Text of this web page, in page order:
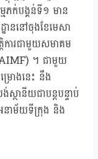
ភក់បង្គន់ទី១ មាន
ាននៅចុងខែមេសា
ការជាមួយសមាគម
(AIMF) ។ ជាមួយ
រោងនេះ នឹង
ថានីយជាបន្តបន្ទាប់
នាម័យទីក្រុង និង